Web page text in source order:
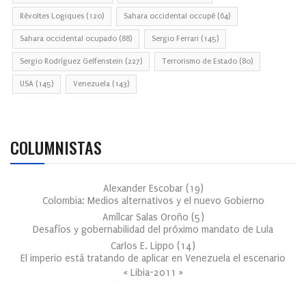
Révoltes Logiques (120) Sahara occidental occupé (64)
Sahara occidental ocupado (88) Sergio Ferrari (145)
Sergio Rodríguez Gelfenstein (227) Terrorismo de Estado (80)
USA (145) Venezuela (143)
COLUMNISTAS
Alexander Escobar (19)
Colombia: Medios alternativos y el nuevo Gobierno
Amílcar Salas Oroño (5)
Desafíos y gobernabilidad del próximo mandato de Lula
Carlos E. Lippo (14)
El imperio está tratando de aplicar en Venezuela el escenario
« Libia-2011 »